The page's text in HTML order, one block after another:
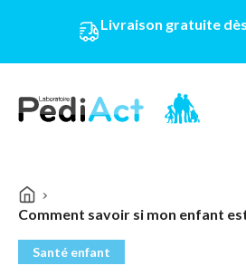
Livraison gratuite
Comment savoir si mon enfant
Santé enfant